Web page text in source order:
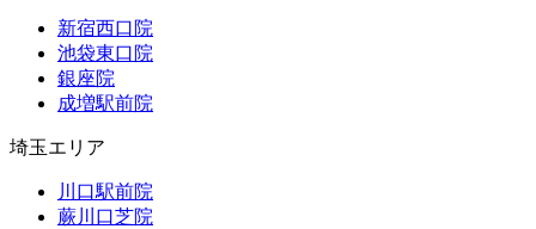
新宿西口院
池袋東口院
銀座院
成増駅前院
埼玉エリア
川口駅前院
蕨川口芝院